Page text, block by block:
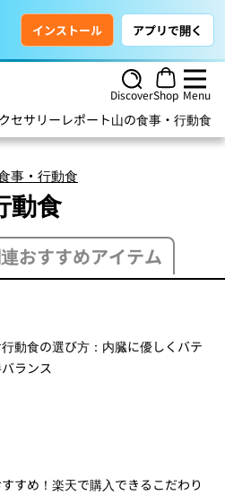
インストール アプリで開く
DiscoverShop Menu
セサリー レポート山の食事・行動食
事・行動食
動食
おすすめアイテム
動食の選び方：内臓に優しくバテ
ランス
すめ！楽天で購入できるこだわり